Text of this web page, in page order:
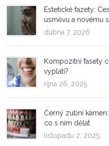
Estetické fazety:
úsměvu a novému
dubna 7, 2026
Kompozitní fasety
vyplatí?
října 26, 2025
Černý zubní
co s ním dělat
listopadu 2, 2025